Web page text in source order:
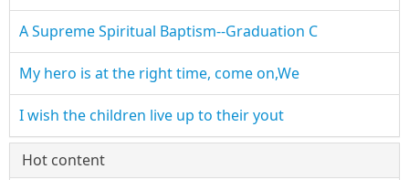
A Supreme Spiritual Baptism--Graduation C
My hero is at the right time, come on,We
I wish the children live up to their yout
Hot content